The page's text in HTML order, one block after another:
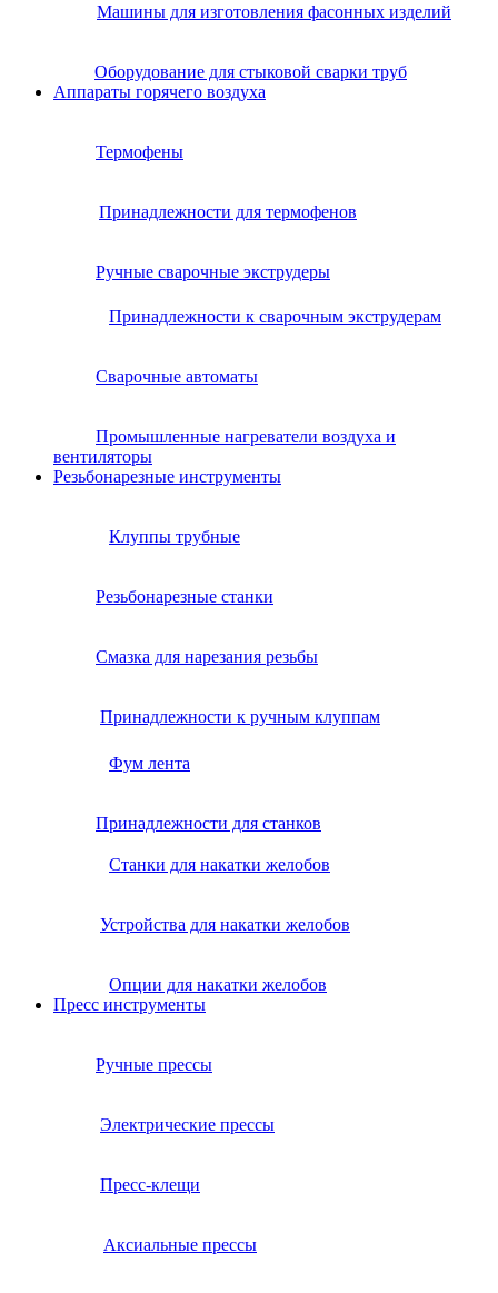
Машины для изготовления фасонных изделий
Оборудование для стыковой сварки труб
Аппараты горячего воздуха
Термофены
Принадлежности для термофенов
Ручные сварочные экструдеры
Принадлежности к сварочным экструдерам
Сварочные автоматы
Промышленные нагреватели воздуха и
вентиляторы
Резьбонарезные инструменты
Клуппы трубные
Резьбонарезные станки
Смазка для нарезания резьбы
Принадлежности к ручным клуппам
Фум лента
Принадлежности для станков
Станки для накатки желобов
Устройства для накатки желобов
Опции для накатки желобов
Пресс инструменты
Ручные прессы
Электрические прессы
Пресс-клещи
Аксиальные прессы